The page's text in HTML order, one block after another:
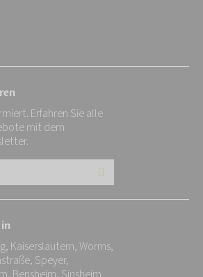
Erfahren Sie alle
mit dem
Kaiserslautern, Worms,
Speyer,